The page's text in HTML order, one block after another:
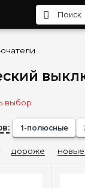
выбор
1-полюсные
дороже